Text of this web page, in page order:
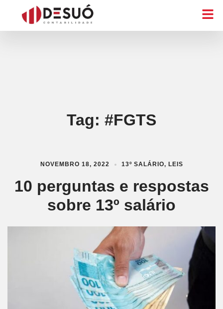
Tag: #FGTS
NOVEMBRO 18, 2022 13º SALÁRIO, LEIS
10 perguntas e respostas
sobre 13º salário